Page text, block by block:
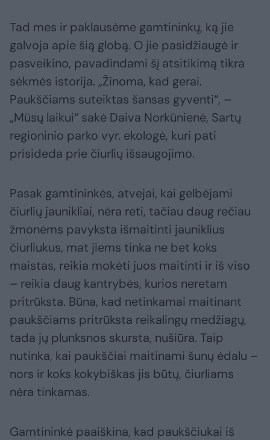
Tad mes ir paklausėme gamtininkų, ką jie
galvoja apie šią globą. O jie pasidžiaugė ir
pasveikino, pavadindami šį atsitikimą tikra
sėkmės istorija. „Žinoma, kad gerai.
Paukščiams suteiktas šansas gyventi“, –
„Mūsų laikui“ sakė Daiva Norkūnienė, Sartų
regioninio parko vyr. ekologė, kuri pati
prisideda prie čiurlių išsaugojimo.
Pasak gamtininkės, atvejai, kai gelbėjami
čiurlių jaunikliai, nėra reti, tačiau daug rečiau
žmonėms pavyksta išmaitinti jauniklius
čiurliukus, mat jiems tinka ne bet koks
maistas, reikia mokėti juos maitinti ir iš viso
– reikia daug kantrybės, kurios neretam
pritrūksta. Būna, kad netinkamai maitinant
paukščiams pritrūksta reikalingų medžiagų,
tada jų plunksnos skursta, nušiūra. Taip
nutinka, kai paukščiai maitinami šunų ėdalu –
nors ir koks kokybiškas jis būtų, čiurliams
nėra tinkamas.
Gamtininkė paaiškina, kad paukščiukai iš